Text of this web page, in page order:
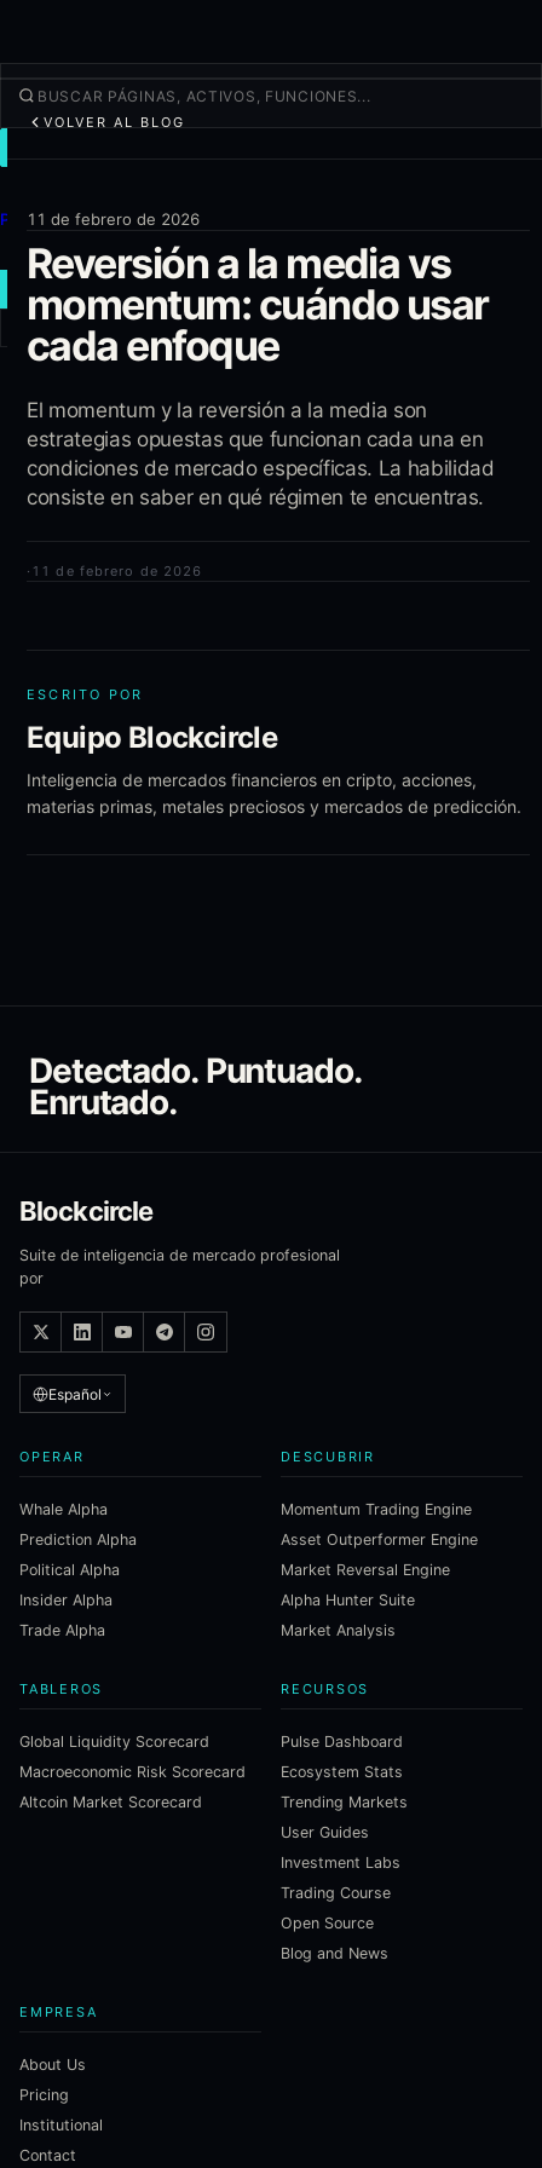
Productos
Más
NUEVA OPERACIÓN
Iniciar sesión REGÍSTRATE
VOLVER AL BLOG
11 de febrero de 2026
Reversión a la media vs
momentum: cuándo usar
cada enfoque
El momentum y la reversión a la media son
estrategias opuestas que funcionan cada una en
condiciones de mercado específicas. La habilidad
consiste en saber en qué régimen te encuentras.
· 11 de febrero de 2026
ESCRITO POR
Equipo Blockcircle
Inteligencia de mercados financieros en cripto, acciones,
materias primas, metales preciosos y mercados de predicción.
Detectado. Puntuado.
Enrutado.
Blockcircle
Suite de inteligencia de mercado profesional
por
Español
OPERAR
Whale Alpha
Prediction Alpha
Political Alpha
Insider Alpha
Trade Alpha
DESCUBRIR
Momentum Trading Engine
Asset Outperformer Engine
Market Reversal Engine
Alpha Hunter Suite
Market Analysis
TABLEROS
Global Liquidity Scorecard
Macroeconomic Risk Scorecard
Altcoin Market Scorecard
RECURSOS
Pulse Dashboard
Ecosystem Stats
Trending Markets
User Guides
Investment Labs
Trading Course
Open Source
Blog and News
EMPRESA
About Us
Pricing
Institutional
Contact